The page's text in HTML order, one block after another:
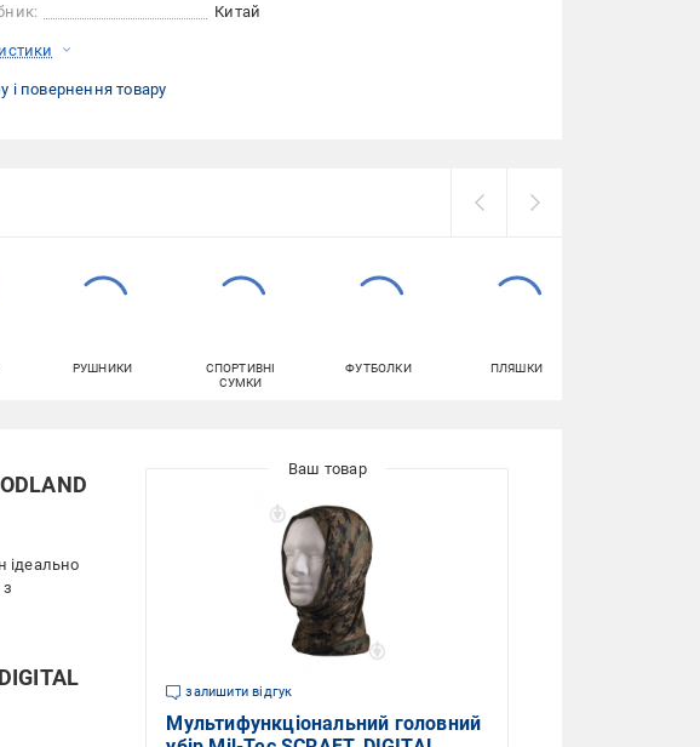
Китай
і повернення товару
РУШНИКИ
СПОРТИВНІ
СУМКИ
ФУТБОЛКИ ПЛЯШКИ
ідеально
залишити відгук
Мультифункціональний головний